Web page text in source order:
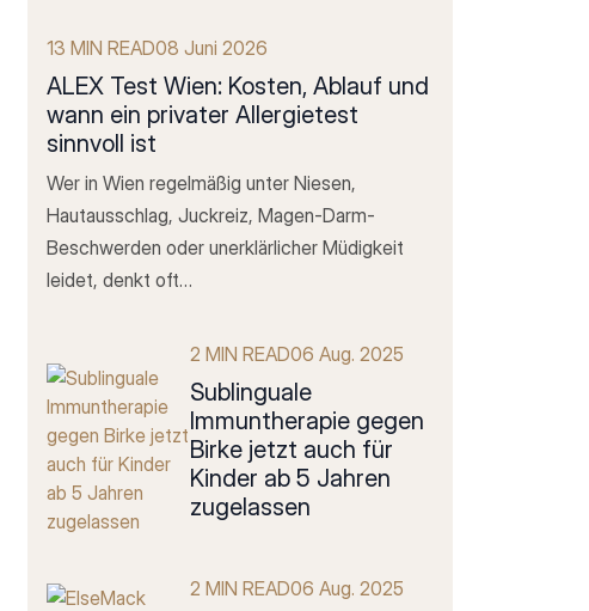
13 MIN READ08 Juni 2026
ALEX Test Wien: Kosten, Ablauf und
wann ein privater Allergietest
sinnvoll ist
Wer in Wien regelmäßig unter Niesen,
Hautausschlag, Juckreiz, Magen-Darm-
Beschwerden oder unerklärlicher Müdigkeit
leidet, denkt oft…
2 MIN READ06 Aug. 2025
SubIinguale
Immuntherapie gegen
Birke jetzt auch für
Kinder ab 5 Jahren
zugelassen
2 MIN READ06 Aug. 2025